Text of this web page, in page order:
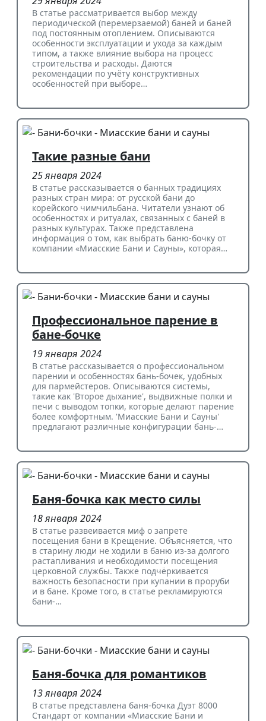
В статье рассматривается выбор между
периодической (перемерзаемой) баней и баней
под постоянным отоплением. Описываются
особенности эксплуатации и ухода за каждым
типом, а также влияние выбора на процесс
строительства и расходы. Даются
рекомендации по учёту конструктивных
особенностей при выборе…
Такие разные бани
25 января 2024
В статье рассказывается о банных традициях
разных стран мира: от русской бани до
корейского чимчильбана. Читатели узнают об
особенностях и ритуалах, связанных с баней в
разных культурах. Также представлена
информация о том, как выбрать баню-бочку от
компании «Миасские Бани и Сауны», которая…
Профессиональное парение в
бане-бочке
19 января 2024
В статье рассказывается о профессиональном
парении и особенностях бань-бочек, удобных
для пармейстеров. Описываются системы,
такие как 'Второе дыхание', выдвижные полки и
печи с выводом топки, которые делают парение
более комфортным. 'Миасские Бани и Сауны'
предлагают различные конфигурации бань-…
Баня-бочка как место силы
18 января 2024
В статье развеивается миф о запрете
посещения бани в Крещение. Объясняется, что
в старину люди не ходили в баню из-за долгого
растапливания и необходимости посещения
церковной службы. Также подчёркивается
важность безопасности при купании в проруби
и в бане. Кроме того, в статье рекламируются
бани-…
Баня-бочка для романтиков
13 января 2024
В статье представлена баня-бочка Дуэт 8000
Стандарт от компании «Миасские Бани и